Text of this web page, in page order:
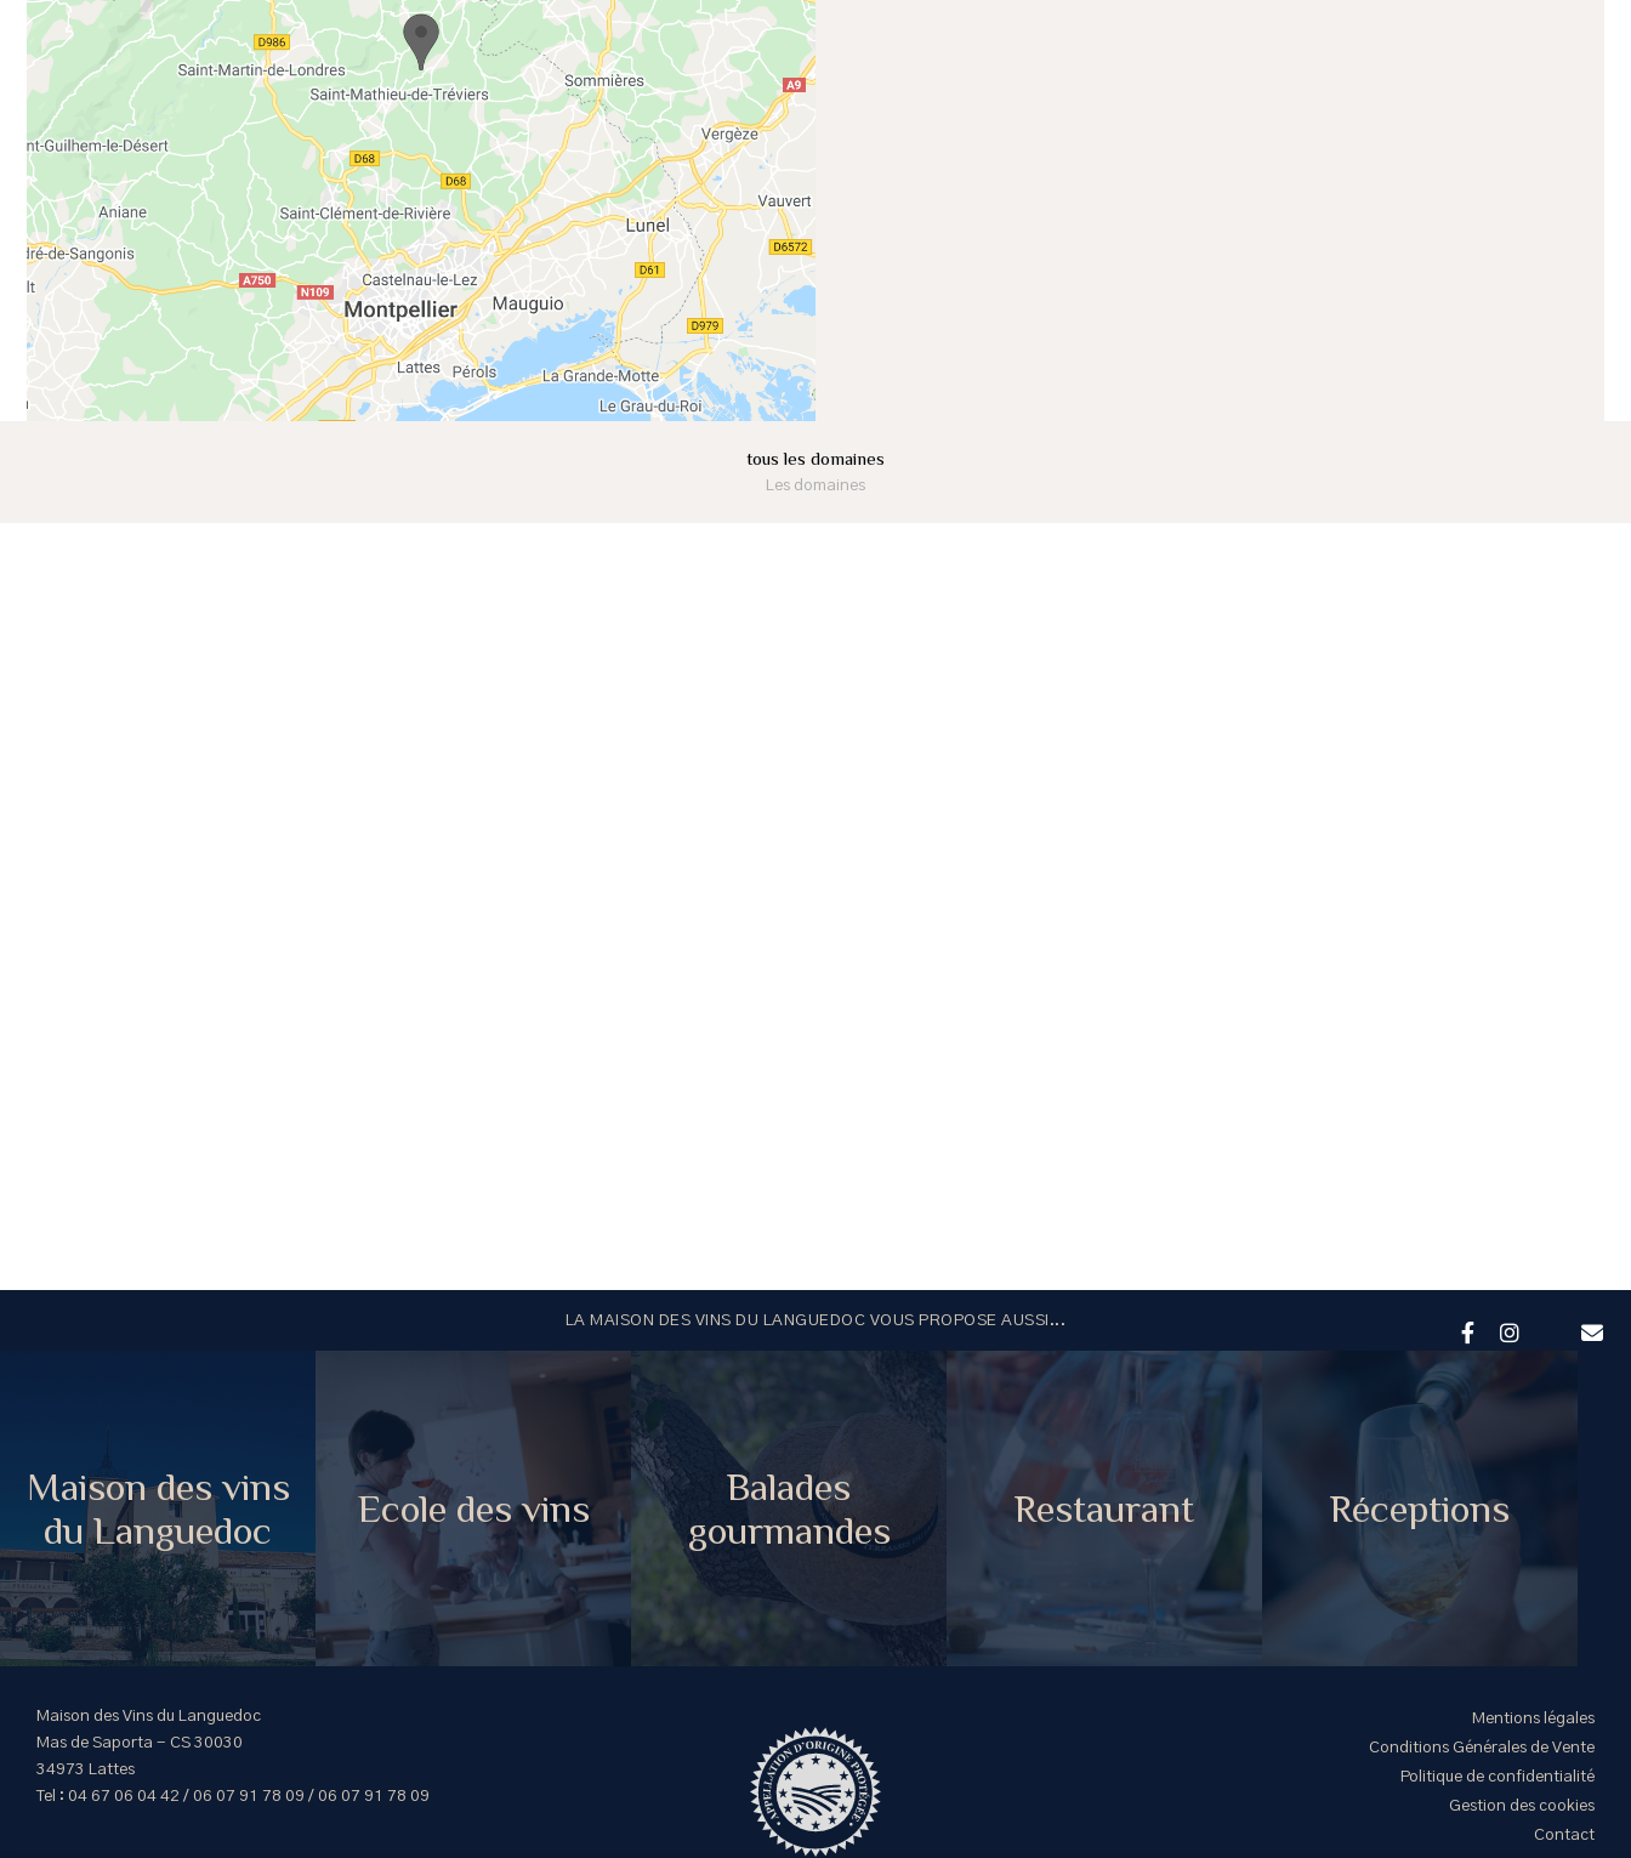
tous les domaines
Les domaines
LA MAISON DES VINS DU LANGUEDOC VOUS PROPOSE AUSSI...
Maison des vins
du Languedoc
Ecole des vins
Balades
gourmandes
Restaurant Réceptions
Maison des Vins du Languedoc
Mas de Saporta - CS 30030
34973 Lattes
Tel : 04 67 06 04 42 / 06 07 91 78 09 / 06 07 91 78 09
Mentions légales
Conditions Générales de Vente
Politique de confidentialité
Gestion des cookies
Contact